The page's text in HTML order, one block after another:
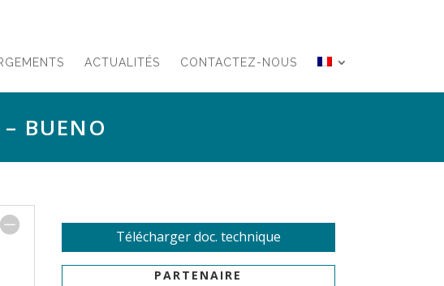
ACTUALITÉS CONTACTEZ-NOUS
BUENO
Télécharger doc. technique
PARTENAIRE